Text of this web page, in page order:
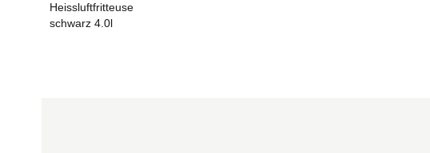
Heissluftfritteuse
schwarz 4.0l